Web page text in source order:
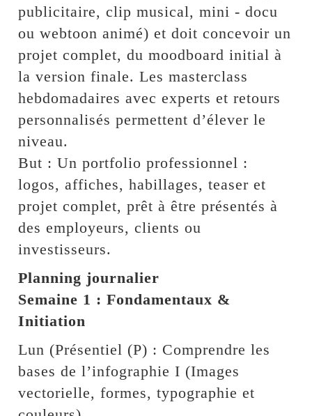
publicitaire, clip musical, mini - docu
ou webtoon animé) et doit concevoir un
projet complet, du moodboard initial à
la version finale. Les masterclass
hebdomadaires avec experts et retours
personnalisés permettent d’élever le
niveau.
But : Un portfolio professionnel :
logos, affiches, habillages, teaser et
projet complet, prêt à être présentés à
des employeurs, clients ou
investisseurs.
Planning journalier
Semaine 1 : Fondamentaux &
Initiation
Lun (Présentiel (P) : Comprendre les
bases de l’infographie I (Images
vectorielle, formes, typographie et